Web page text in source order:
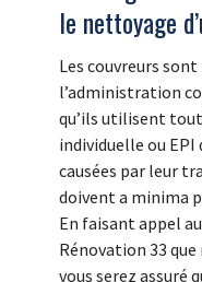
le nettoyage
Les couvreurs
l’administration
qu’ils utilisent
individuelle ou EPI
causées par leur
doivent a minima
En faisant appel
Rénovation 33
vous serez assuré